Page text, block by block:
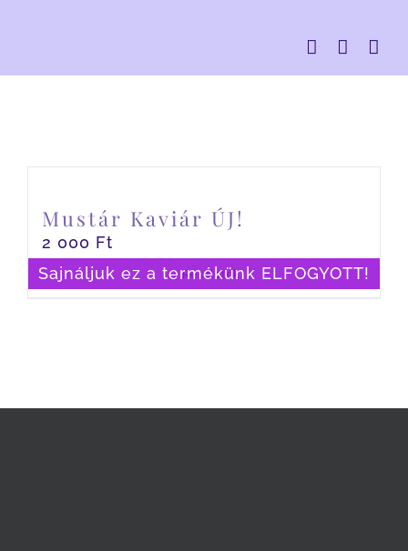
Sajnáljuk ez a termékünk ELFOGYOTT!
Mustár Kaviár ÚJ!
2 000 Ft
Részletek